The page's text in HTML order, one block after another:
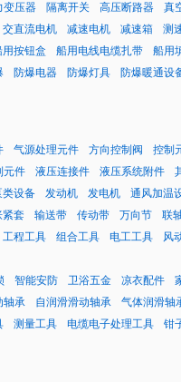
变压器 隔离开关 高压断路器
真
交直流电机 减速电机 减速箱
测
用按钮盒 船用电线电缆扎带
船用
防爆电器 防爆灯具 防爆暖通设
气源处理元件 方向控制阀
控制
元件 液压连接件 液压系统附件
类设备 发动机 发电机
通风加温
紧套 输送带 传动带 万向节
联
工程工具 组合工具 电工工具
风
智能安防 卫浴五金 凉衣配件
轴承 自润滑滑动轴承
气体润滑轴
测量工具 电缆电子处理工具 钳